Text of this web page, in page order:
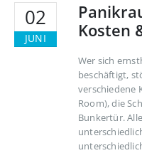
02
JUNI
Kosten
Wer sich
beschäftigt,
verschiedene
Room), die
Bunkertür.